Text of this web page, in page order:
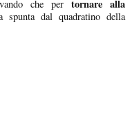
che per tornare alla
spunta dal quadratino della